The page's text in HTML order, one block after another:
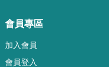
會員專區
加 入會 員
會 員登 入